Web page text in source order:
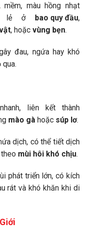
mềm, màu hồng nhạt
lẻ ở bao quy đầu,
, hoặc vùng bẹn.
đau, ngứa hay khó
qua.
liên kết thành
mào gà hoặc súp lơ.
dịch, có thể tiết dịch
mùi hôi khó chịu.
phát triển lớn, có kích
rát và khó khăn khi di